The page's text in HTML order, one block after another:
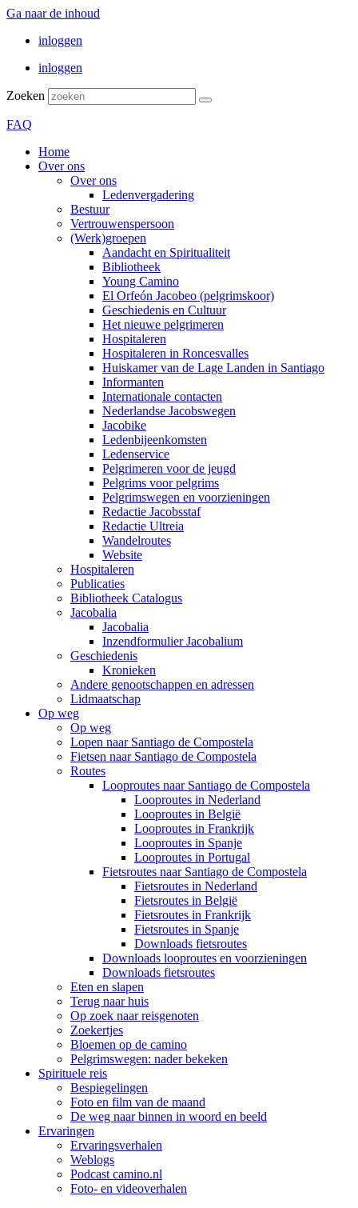
Ga naar de inhoud
inloggen
inloggen
Zoeken
FAQ
Home
Over ons
Over ons
Ledenvergadering
Bestuur
Vertrouwenspersoon
(Werk)groepen
Aandacht en Spiritualiteit
Bibliotheek
Young Camino
El Orfeón Jacobeo (pelgrimskoor)
Geschiedenis en Cultuur
Het nieuwe pelgrimeren
Hospitaleren
Hospitaleren in Roncesvalles
Huiskamer van de Lage Landen in Santiago
Informanten
Internationale contacten
Nederlandse Jacobswegen
Jacobike
Ledenbijeenkomsten
Ledenservice
Pelgrimeren voor de jeugd
Pelgrims voor pelgrims
Pelgrimswegen en voorzieningen
Redactie Jacobsstaf
Redactie Ultreia
Wandelroutes
Website
Hospitaleren
Publicaties
Bibliotheek Catalogus
Jacobalia
Jacobalia
Inzendformulier Jacobalium
Geschiedenis
Kronieken
Andere genootschappen en adressen
Lidmaatschap
Op weg
Op weg
Lopen naar Santiago de Compostela
Fietsen naar Santiago de Compostela
Routes
Looproutes naar Santiago de Compostela
Looproutes in Nederland
Looproutes in België
Looproutes in Frankrijk
Looproutes in Spanje
Looproutes in Portugal
Fietsroutes naar Santiago de Compostela
Fietsroutes in Nederland
Fietsroutes in België
Fietsroutes in Frankrijk
Fietsroutes in Spanje
Downloads fietsroutes
Downloads looproutes en voorzieningen
Downloads fietsroutes
Eten en slapen
Terug naar huis
Op zoek naar reisgenoten
Zoekertjes
Bloemen op de camino
Pelgrimswegen: nader bekeken
Spirituele reis
Bespiegelingen
Foto en film van de maand
De weg naar binnen in woord en beeld
Ervaringen
Ervaringsverhalen
Weblogs
Podcast camino.nl
Foto- en videoverhalen